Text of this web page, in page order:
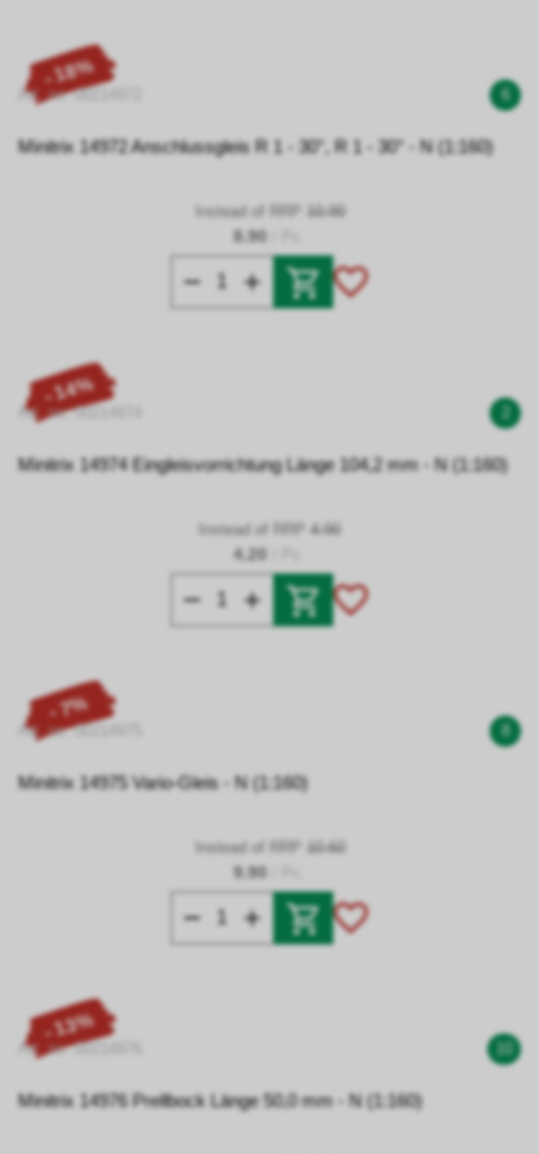
- 18%
6
Art. no. 00214972
Minitrix 14972 Anschlussgleis R 1 - 30°, R 1 - 30° - N (1:160)
Instead of RRP 10.90
8.90
- 14%
Art. no. 00214974
Minitrix 14974 Eingleisvorrichtung Länge 104,2 mm - N (1:160)
Instead of RRP 4.90
4.20
- 7%
8
Art. no. 00214975
Minitrix 14975 Vario-Gleis - N (1:160)
Instead of RRP 10.60
9.90
- 13%
10
Art. no. 00214976
Minitrix 14976 Prellbock Länge 50,0 mm - N (1:160)